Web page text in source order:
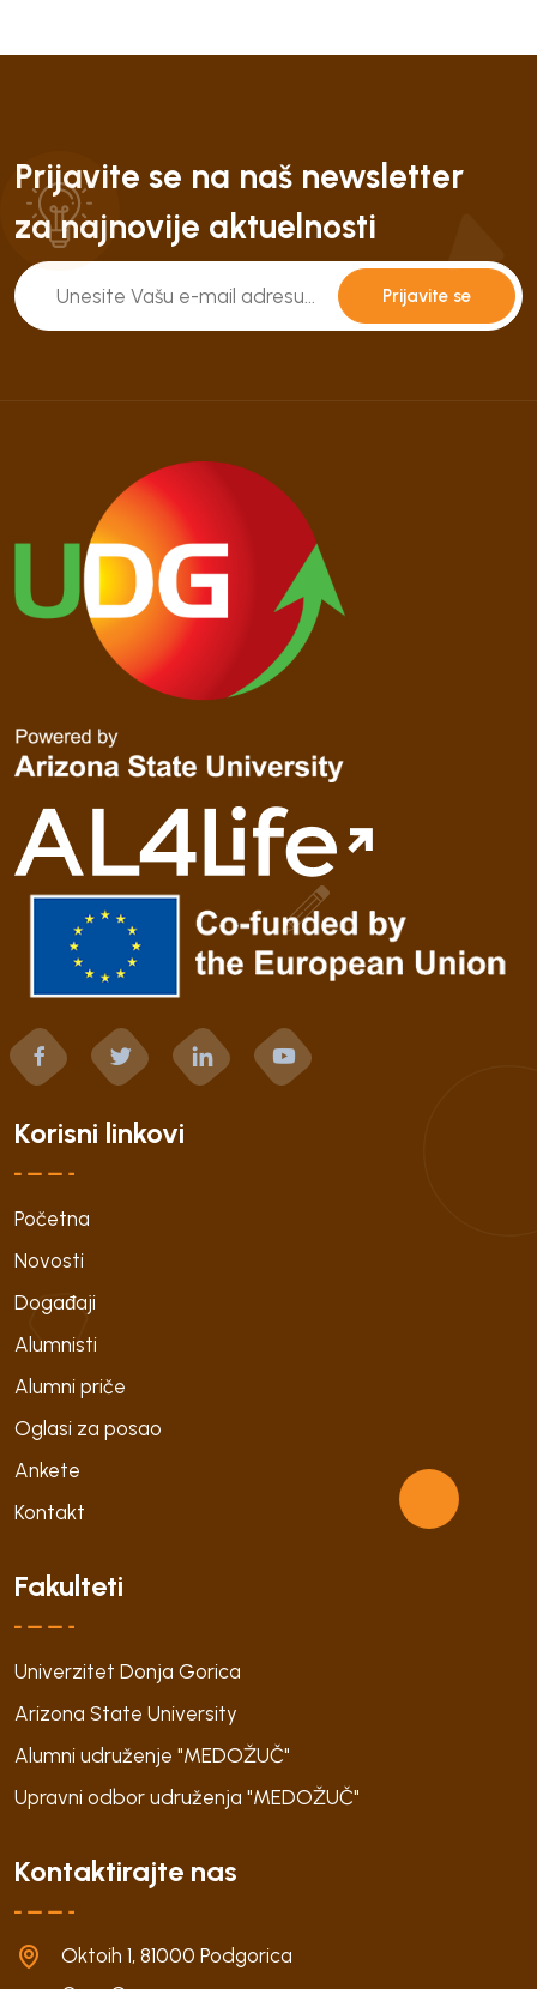
Prijavite se na naš newsletter
za najnovije aktuelnosti
Prijavite se
Korisni linkovi
Početna
Novosti
Događaji
Alumnisti
Alumni priče
Oglasi za posao
Ankete
Kontakt
Fakulteti
Univerzitet Donja Gorica
Arizona State University
Alumni udruženje "MEDOŽUČ"
Upravni odbor udruženja "MEDOŽUČ"
Kontaktirajte nas
Oktoih 1, 81000 Podgorica